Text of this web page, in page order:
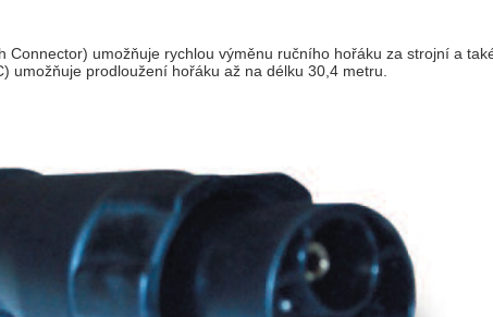
Connector) umožňuje rychlou výměnu ručního hořáku za strojní a
umožňuje prodloužení hořáku až na délku 30,4 metru.